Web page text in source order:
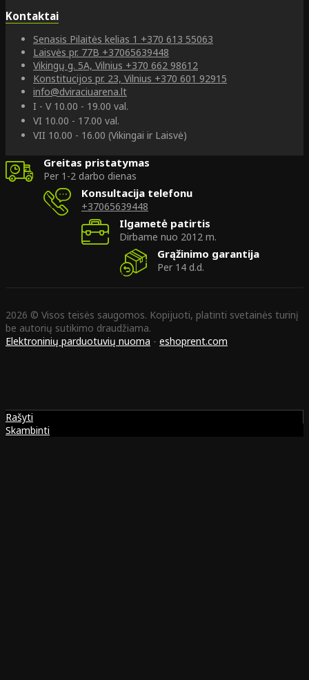
Kontaktai
Senasis Pilaitės kelias 1 +370 613 55063
Laisvės pr. 77B +37065639448
Vikingų g. 5A, Vilnius +370 662 98612
Konstitucijos pr. 23, Vilnius +370 601 92915
info@dviraciuarena.lt
I - V 10.00 - 19.00 val.
VI 10.00 - 17.00 val.
VII 10.00 - 16.00 (Vikingai ir Laisvė)
Greitas pristatymas
Per 1-2 darbo dienas
Konsultacija telefonu
+37065639448
Ilgametė patirtis
Dirbame nuo 2012 m.
Grąžinimo garantija
Per 14 d.d.
2026 © Visos teisės saugomos. Kopijuoti, platinti svetainės turinį
be autorių sutikimo draudžiama.
Elektroninių parduotuvių nuoma - eshoprent.com
Rašyti
Skambinti